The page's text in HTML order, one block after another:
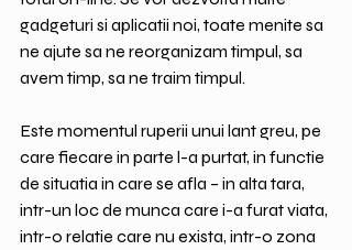
gadgeturi si aplicatii noi, toate menite sa
ne ajute sa ne reorganizam timpul, sa
avem timp, sa ne traim timpul.
Este momentul ruperii unui lant greu, pe
care fiecare in parte l-a purtat, in functie
de situatia in care se afla – in alta tara,
intr-un loc de munca care i-a furat viata,
intr-o relatie care nu exista, intr-o zona